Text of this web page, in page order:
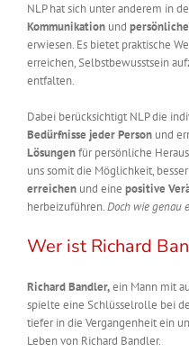
NLP hat sich unter anderem in
Kommunikationund
erwiesen. Es bietet praktische
erreichen, Selbstbewusstsein
entfalten.
Dabei berücksichtigt NLP die
Bedürfnisse jeder Personund
Lösungenfür persönliche
uns somit die Möglichkeit,
erreichenund eine positive
herbeizuführen.Doch wie genau
Wer ist Richard
Richard Bandler,ein Mann mit
spielte eine Schlüsselrolle bei
tiefer in die Vergangenheit ein
Leben von Richard Bandler.